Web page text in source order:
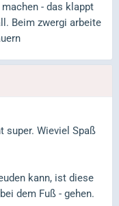
- das klappt
Beim zwergi arbeite
super. Wieviel Spaß
kann, ist diese
dem Fuß - gehen.